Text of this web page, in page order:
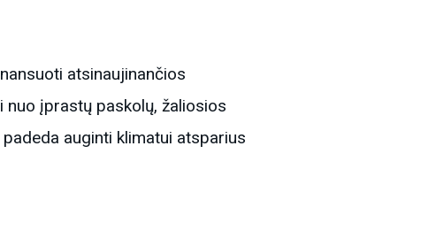
atsinaujinančios
nuo įprastų paskolų, žaliosios
auginti klimatui atsparius